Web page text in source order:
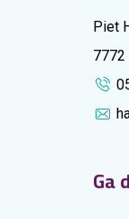
Piet
7772
Ga